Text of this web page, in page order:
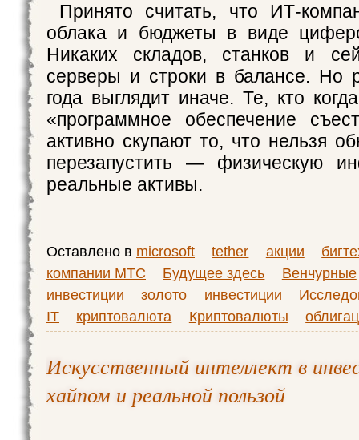
Принято считать, что ИТ-
облака и бюджеты в виде
Никаких складов, станков и
серверы и строки в балансе. Но
года выглядит иначе. Те, кто
«программное обеспечение
активно скупают то, что нельзя
перезапустить — физическую
реальные активы.
Оставлено в microsoft tether акции
компании МТС
Будущее здесь
Венчурные
инвестиции
золото инвестиции
IT
криптовалюта Криптовалюты
Искусственный интеллект в
хайпом и реальной пользой